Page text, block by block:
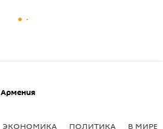
Армения
ЭКОНОМИКА ПОЛИТИКА В МИРЕ